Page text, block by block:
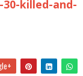
killed-and-